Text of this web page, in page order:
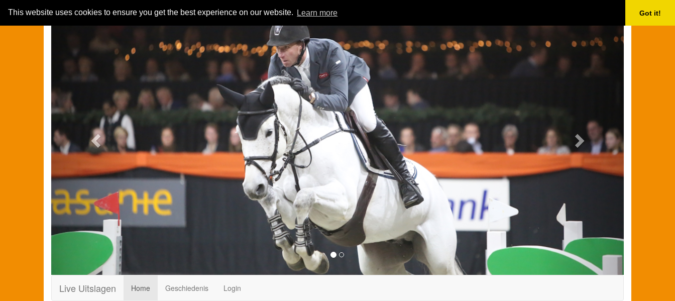
This website uses cookies to ensure you get the best experience on our website. Learn more Got it!
Previous
Live Uitslagen Home Geschiedenis Login